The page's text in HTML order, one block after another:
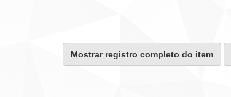
Mostrar registro completo do item